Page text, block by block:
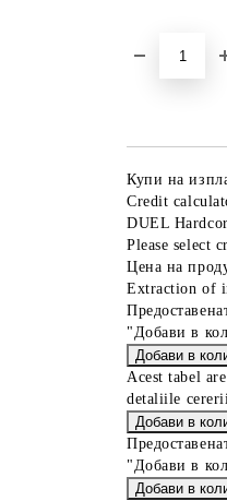
Купи на
Credit
DUEL
Please select
Цена на
Extraction of
"Добави в
Acest tabel
detaliile
"Добави в